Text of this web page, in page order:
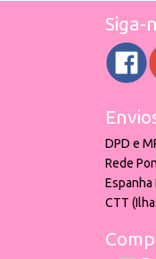
Siga-
DPD e
Rede
Espanha
CTT